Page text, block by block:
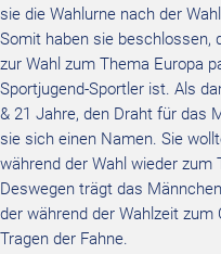
sie die Wahlurne nach der
Somit haben sie beschlossen,
zur Wahl zum Thema Europa
Sportjugend-Sportler ist. Als
& 21 Jahre, den Draht für das
sie sich einen Namen. Sie
während der Wahl wieder
Deswegen trägt das
der während der Wahlzeit
Tragen der Fahne.